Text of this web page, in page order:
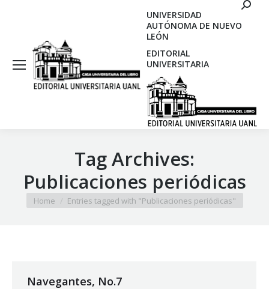
UNIVERSIDAD
AUTÓNOMA DE NUEVO
LEÓN
EDITORIAL
UNIVERSITARIA
Tag Archives:
Publicaciones periódicas
You are here:
Home Entries tagged with "Publicaciones periódicas"
Navegantes, No.7